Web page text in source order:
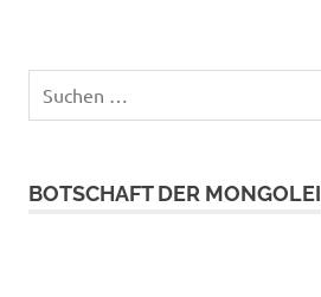
Suchen
BOTSCHAFT DER MONGOLEI